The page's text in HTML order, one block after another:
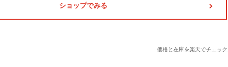
ショップでみる
価格と在庫を楽天でチェック